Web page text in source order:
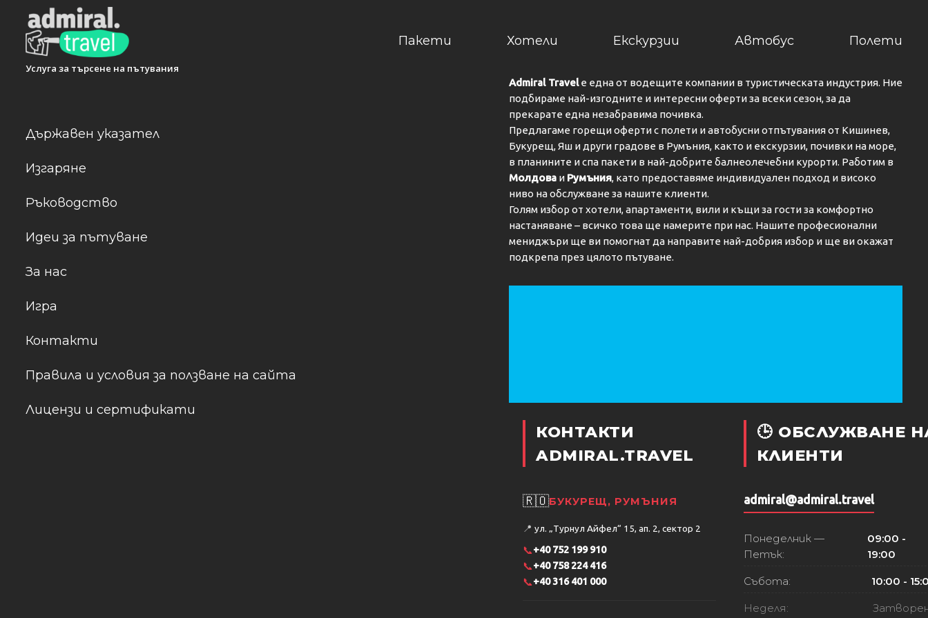
Услуга за търсене на пътувания
Пакети Хотели Екскурзии Автобус Полети
Държавен указател
Изгаряне
Ръководство
Идеи за пътуване
За нас
Игра
Контакти
Правила и условия за ползване на сайта
Лицензи и сертификати
Admiral Travelе една от водещите компании в туристическата индустрия. Ние
подбираме най-изгодните и интересни оферти за всеки сезон, за да
прекарате една незабравима почивка.
Предлагаме горещи оферти с полети и автобусни отпътувания от Кишинев,
Букурещ, Яш и други градове в Румъния, както и екскурзии, почивки на море,
в планините и спа пакети в най-добрите балнеолечебни курорти. Работим в
Молдова и Румъния, като предоставяме индивидуален подход и високо
ниво на обслужване за нашите клиенти.
Голям избор от хотели, апартаменти, вили и къщи за гости за комфортно
настаняване – всичко това ще намерите при нас. Нашите професионални
мениджъри ще ви помогнат да направите най-добрия избор и ще ви окажат
подкрепа през цялото пътуване.
КОНТАКТИ
ADMIRAL.TRAVEL
🇷🇴БУКУРЕЩ, РУМЪНИЯ
📍 ул. „Турнул Айфел“ 15, ап. 2, сектор 2
📞+40 752 199 910
📞+40 758 224 416
📞+40 316 401 000
🕒 ОБСЛУЖВАНЕ
КЛИЕНТИ
admiral@admiral.travel
Понеделник —
Петък:
09:00 -
19:00
Събота: 10:00 -
Неделя: